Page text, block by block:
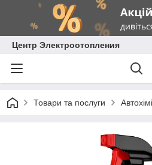
Центр Электроотопления
Товари та послуги